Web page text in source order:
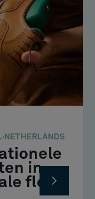
NETHERLANDS
in
flow